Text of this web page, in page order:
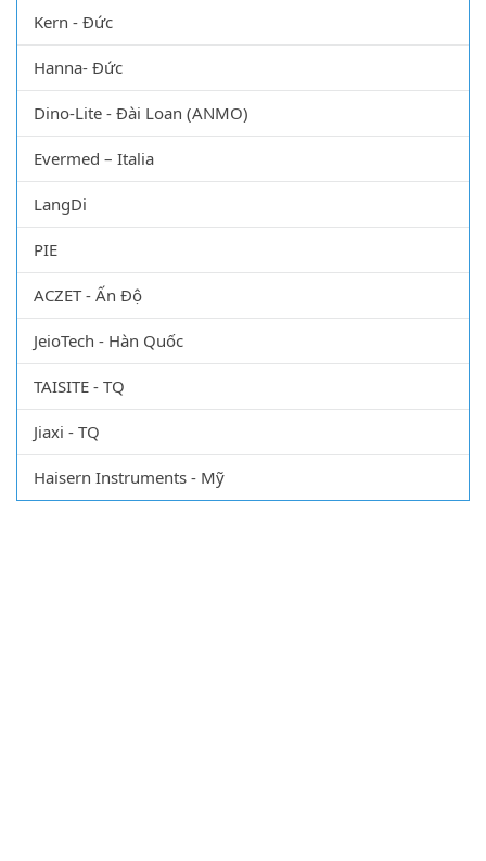
Kern - Đức
Hanna- Đức
Dino-Lite - Đài Loan (ANMO)
Evermed – Italia
LangDi
PIE
ACZET - Ấn Độ
JeioTech - Hàn Quốc
TAISITE - TQ
Jiaxi - TQ
Haisern Instruments - Mỹ